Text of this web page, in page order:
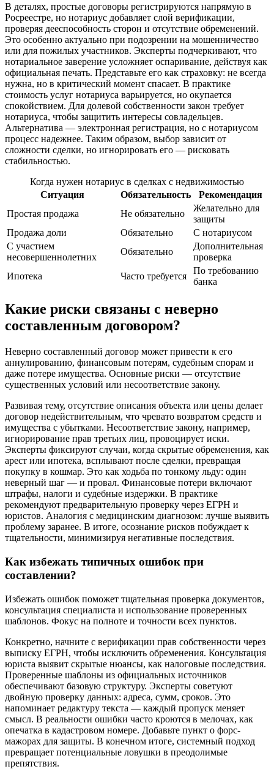
В деталях, простые договоры регистрируются напрямую в
Росреестре, но нотариус добавляет слой верификации,
проверяя дееспособность сторон и отсутствие обременений.
Это особенно актуально при подозрении на мошенничество
или для пожилых участников. Эксперты подчеркивают, что
нотариальное заверение усложняет оспаривание, действуя как
официальная печать. Представьте его как страховку: не всегда
нужна, но в критический момент спасает. В практике
стоимость услуг нотариуса варьируется, но окупается
спокойствием. Для долевой собственности закон требует
нотариуса, чтобы защитить интересы совладельцев.
Альтернатива — электронная регистрация, но с нотариусом
процесс надежнее. Таким образом, выбор зависит от
сложности сделки, но игнорировать его — рисковать
стабильностью.
Когда нужен нотариус в сделках с недвижимостью
Ситуация
Обязательность
Рекомендация
Простая продажа
Не обязательно
Желательно для
защиты
Продажа доли
Обязательно
С нотариусом
С участием
несовершеннолетних
Обязательно
Дополнительная
проверка
Ипотека
Часто требуется
По требованию
банка
Какие риски связаны с неверно
составленным договором?
Неверно составленный договор может привести к его
аннулированию, финансовым потерям, судебным спорам и
даже потере имущества. Основные риски — отсутствие
существенных условий или несоответствие закону.
Развивая тему, отсутствие описания объекта или цены делает
договор недействительным, что чревато возвратом средств и
имущества с убытками. Несоответствие закону, например,
игнорирование прав третьих лиц, провоцирует иски.
Эксперты фиксируют случаи, когда скрытые обременения, как
арест или ипотека, всплывают после сделки, превращая
покупку в кошмар. Это как ходьба по тонкому льду: один
неверный шаг — и провал. Финансовые потери включают
штрафы, налоги и судебные издержки. В практике
рекомендуют предварительную проверку через ЕГРН и
юристов. Аналогия с медицинским диагнозом: лучше выявить
проблему заранее. В итоге, осознание рисков побуждает к
тщательности, минимизируя негативные последствия.
Как избежать типичных ошибок при
составлении?
Избежать ошибок поможет тщательная проверка документов,
консультация специалиста и использование проверенных
шаблонов. Фокус на полноте и точности всех пунктов.
Конкретно, начните с верификации прав собственности через
выписку ЕГРН, чтобы исключить обременения. Консультация
юриста выявит скрытые нюансы, как налоговые последствия.
Проверенные шаблоны из официальных источников
обеспечивают базовую структуру. Эксперты советуют
двойную проверку данных: адреса, сумм, сроков. Это
напоминает редактуру текста — каждый пропуск меняет
смысл. В реальности ошибки часто кроются в мелочах, как
опечатка в кадастровом номере. Добавьте пункт о форс-
мажорах для защиты. В конечном итоге, системный подход
превращает потенциальные ловушки в преодолимые
препятствия.